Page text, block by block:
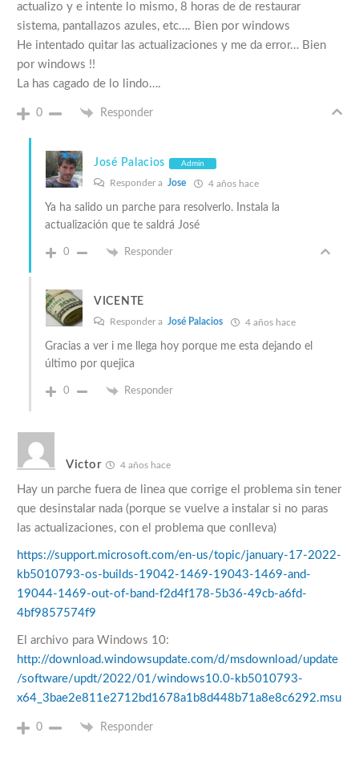
actualizo y e intente lo mismo, 8 horas de de restaurar
sistema, pantallazos azules, etc…. Bien por windows
He intentado quitar las actualizaciones y me da error… Bien
por windows !!
La has cagado de lo lindo….
0 Responder
José Palacios Admin
Responder a Jose 4 años hace
Ya ha salido un parche para resolverlo. Instala la
actualización que te saldrá José
0 Responder
VICENTE
Responder a José Palacios 4 años hace
Gracias a ver i me llega hoy porque me esta dejando el
último por quejica
0 Responder
Victor 4 años hace
Hay un parche fuera de linea que corrige el problema sin tener
que desinstalar nada (porque se vuelve a instalar si no paras
las actualizaciones, con el problema que conlleva)
https://support.microsoft.com/en-us/topic/january-17-2022-
kb5010793-os-builds-19042-1469-19043-1469-and-
19044-1469-out-of-band-f2d4f178-5b36-49cb-a6fd-
4bf9857574f9
El archivo para Windows 10:
http://download.windowsupdate.com/d/msdownload/update
/software/updt/2022/01/windows10.0-kb5010793-
x64_3bae2e811e2712bd1678a1b8d448b71a8e8c6292.msu
0 Responder